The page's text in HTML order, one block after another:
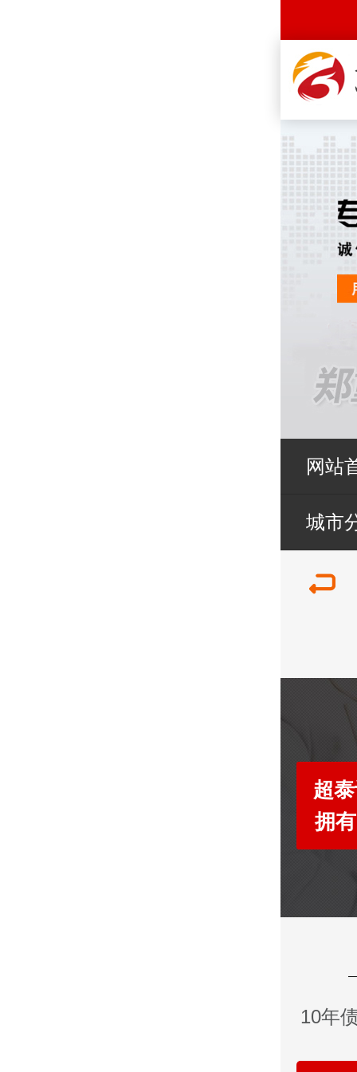
网站
城市
超
拥
10年